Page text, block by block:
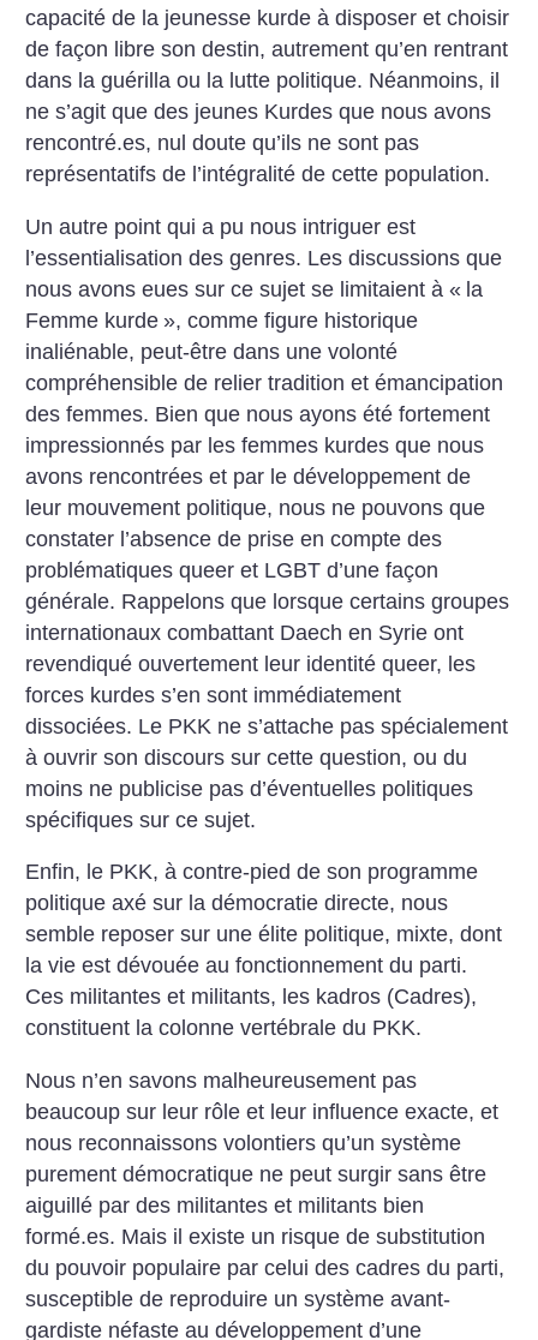
capacité de la jeunesse kurde à disposer et choisir
de façon libre son destin, autrement qu’en rentrant
dans la guérilla ou la lutte politique. Néanmoins, il
ne s’agit que des jeunes Kurdes que nous avons
rencontré.es, nul doute qu’ils ne sont pas
représentatifs de l’intégralité de cette population.
Un autre point qui a pu nous intriguer est
l’essentialisation des genres. Les discussions que
nous avons eues sur ce sujet se limitaient à « la
Femme kurde », comme figure historique
inaliénable, peut-être dans une volonté
compréhensible de relier tradition et émancipation
des femmes. Bien que nous ayons été fortement
impressionnés par les femmes kurdes que nous
avons rencontrées et par le développement de
leur mouvement politique, nous ne pouvons que
constater l’absence de prise en compte des
problématiques queer et LGBT d’une façon
générale. Rappelons que lorsque certains groupes
internationaux combattant Daech en Syrie ont
revendiqué ouvertement leur identité queer, les
forces kurdes s’en sont immédiatement
dissociées. Le PKK ne s’attache pas spécialement
à ouvrir son discours sur cette question, ou du
moins ne publicise pas d’éventuelles politiques
spécifiques sur ce sujet.
Enfin, le PKK, à contre-pied de son programme
politique axé sur la démocratie directe, nous
semble reposer sur une élite politique, mixte, dont
la vie est dévouée au fonctionnement du parti.
Ces militantes et militants, les kadros (Cadres),
constituent la colonne vertébrale du PKK.
Nous n’en savons malheureusement pas
beaucoup sur leur rôle et leur influence exacte, et
nous reconnaissons volontiers qu’un système
purement démocratique ne peut surgir sans être
aiguillé par des militantes et militants bien
formé.es. Mais il existe un risque de substitution
du pouvoir populaire par celui des cadres du parti,
susceptible de reproduire un système avant-
gardiste néfaste au développement d’une